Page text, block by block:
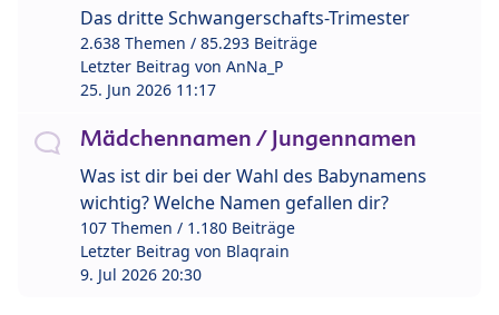
Das dritte Schwangerschafts-Trimester
2.638 Themen / 85.293 Beiträge
Letzter Beitrag von AnNa_P
25. Jun 2026 11:17
Mädchennamen / Jungennamen
Was ist dir bei der Wahl des Babynamens
wichtig? Welche Namen gefallen dir?
107 Themen / 1.180 Beiträge
Letzter Beitrag von Blaqrain
9. Jul 2026 20:30